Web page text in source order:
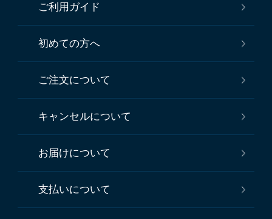
ご利用ガイド
初めての方へ
ご注文について
キャンセルについて
お届けについて
支払いについて